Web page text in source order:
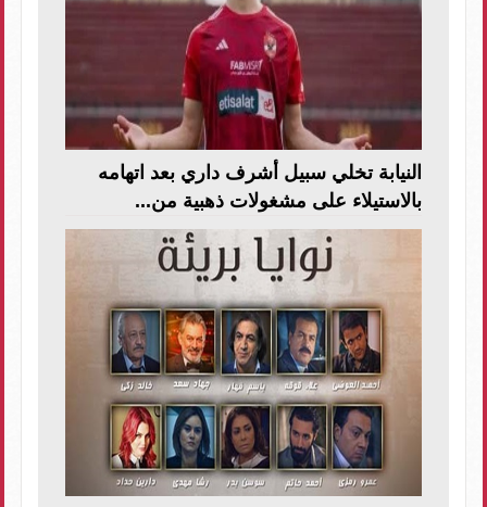
النيابة تخلي سبيل أشرف داري بعد اتهامه
بالاستيلاء على مشغولات ذهبية من...